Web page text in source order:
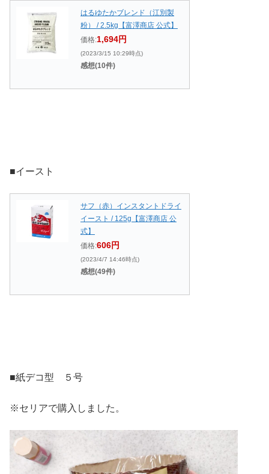
はるゆたかブレンド（江別製
粉） / 2.5kg【富澤商店 公式】
価格:1,694円
(2023/3/15 10:29時点)
感想(10件)
■イースト
サフ（赤）インスタントドライ
イースト / 125g【富澤商店 公
式】
価格:606円
(2023/4/7 14:46時点)
感想(49件)
■紙デコ型 ５号
※セリアで購入しました。